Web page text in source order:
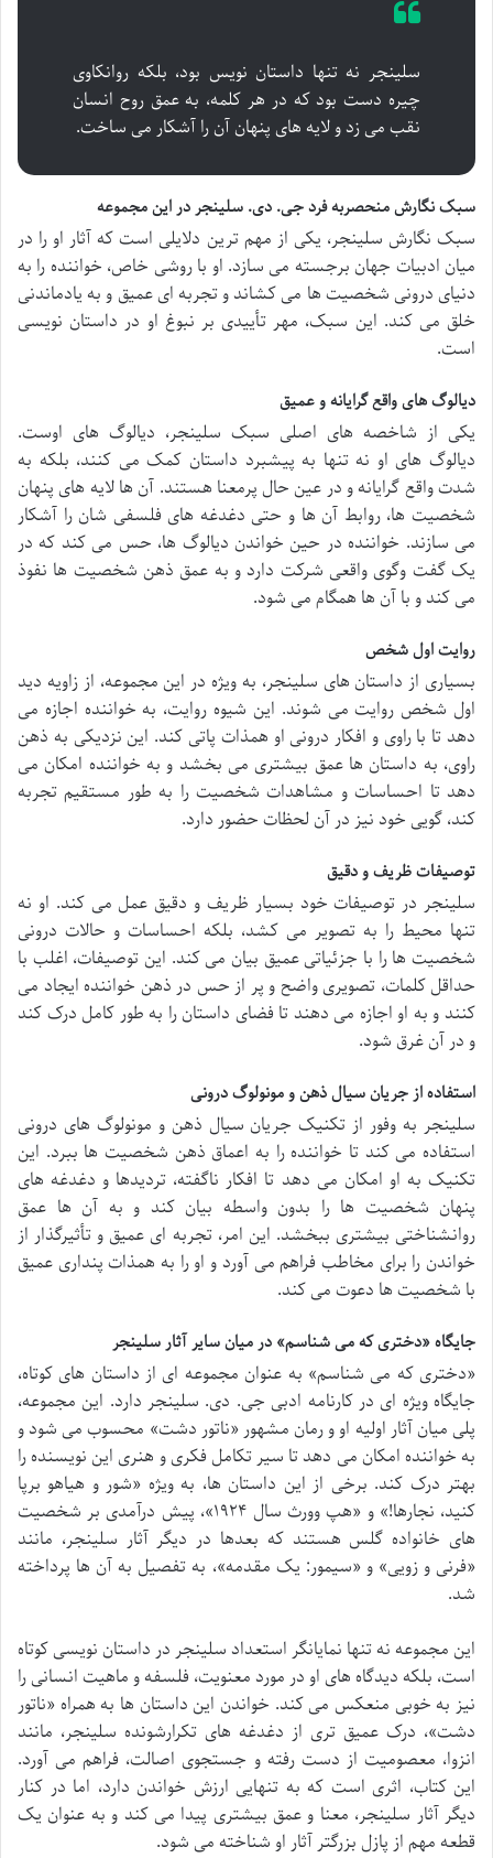
سلینجر نه تنها داستان نویس بود، بلکه روانکاوی
چیره دست بود که در هر کلمه، به عمق روح انسان
نقب می زد و لایه های پنهان آن را آشکار می ساخت.
سبک نگارش منحصربه فرد جی. دی. سلینجر در این مجموعه
سبک نگارش سلینجر، یکی از مهم ترین دلایلی است که آثار او را در
میان ادبیات جهان برجسته می سازد. او با روشی خاص، خواننده را به
دنیای درونی شخصیت ها می کشاند و تجربه ای عمیق و به یادماندنی
خلق می کند. این سبک، مهر تأییدی بر نبوغ او در داستان نویسی
است.
دیالوگ های واقع گرایانه و عمیق
یکی از شاخصه های اصلی سبک سلینجر، دیالوگ های اوست.
دیالوگ های او نه تنها به پیشبرد داستان کمک می کنند، بلکه به
شدت واقع گرایانه و در عین حال پرمعنا هستند. آن ها لایه های پنهان
شخصیت ها، روابط آن ها و حتی دغدغه های فلسفی شان را آشکار
می سازند. خواننده در حین خواندن دیالوگ ها، حس می کند که در
یک گفت وگوی واقعی شرکت دارد و به عمق ذهن شخصیت ها نفوذ
می کند و با آن ها همگام می شود.
روایت اول شخص
بسیاری از داستان های سلینجر، به ویژه در این مجموعه، از زاویه دید
اول شخص روایت می شوند. این شیوه روایت، به خواننده اجازه می
دهد تا با راوی و افکار درونی او همذات پاتی کند. این نزدیکی به ذهن
راوی، به داستان ها عمق بیشتری می بخشد و به خواننده امکان می
دهد تا احساسات و مشاهدات شخصیت را به طور مستقیم تجربه
کند، گویی خود نیز در آن لحظات حضور دارد.
توصیفات ظریف و دقیق
سلینجر در توصیفات خود بسیار ظریف و دقیق عمل می کند. او نه
تنها محیط را به تصویر می کشد، بلکه احساسات و حالات درونی
شخصیت ها را با جزئیاتی عمیق بیان می کند. این توصیفات، اغلب با
حداقل کلمات، تصویری واضح و پر از حس در ذهن خواننده ایجاد می
کنند و به او اجازه می دهند تا فضای داستان را به طور کامل درک کند
و در آن غرق شود.
استفاده از جریان سیال ذهن و مونولوگ درونی
سلینجر به وفور از تکنیک جریان سیال ذهن و مونولوگ های درونی
استفاده می کند تا خواننده را به اعماق ذهن شخصیت ها ببرد. این
تکنیک به او امکان می دهد تا افکار ناگفته، تردیدها و دغدغه های
پنهان شخصیت ها را بدون واسطه بیان کند و به آن ها عمق
روانشناختی بیشتری ببخشد. این امر، تجربه ای عمیق و تأثیرگذار از
خواندن را برای مخاطب فراهم می آورد و او را به همذات پنداری عمیق
با شخصیت ها دعوت می کند.
جایگاه «دختری که می شناسم» در میان سایر آثار سلینجر
«دختری که می شناسم» به عنوان مجموعه ای از داستان های کوتاه،
جایگاه ویژه ای در کارنامه ادبی جی. دی. سلینجر دارد. این مجموعه،
پلی میان آثار اولیه او و رمان مشهور «ناتور دشت» محسوب می شود و
به خواننده امکان می دهد تا سیر تکامل فکری و هنری این نویسنده را
بهتر درک کند. برخی از این داستان ها، به ویژه «شور و هیاهو برپا
کنید، نجارها!» و «هپ وورث سال ۱۹۲۴»، پیش درآمدی بر شخصیت
های خانواده گلس هستند که بعدها در دیگر آثار سلینجر، مانند
«فرنی و زویی» و «سیمور: یک مقدمه»، به تفصیل به آن ها پرداخته
شد.
این مجموعه نه تنها نمایانگر استعداد سلینجر در داستان نویسی کوتاه
است، بلکه دیدگاه های او در مورد معنویت، فلسفه و ماهیت انسانی را
نیز به خوبی منعکس می کند. خواندن این داستان ها به همراه «ناتور
دشت»، درک عمیق تری از دغدغه های تکرارشونده سلینجر، مانند
انزوا، معصومیت از دست رفته و جستجوی اصالت، فراهم می آورد.
این کتاب، اثری است که به تنهایی ارزش خواندن دارد، اما در کنار
دیگر آثار سلینجر، معنا و عمق بیشتری پیدا می کند و به عنوان یک
قطعه مهم از پازل بزرگتر آثار او شناخته می شود.